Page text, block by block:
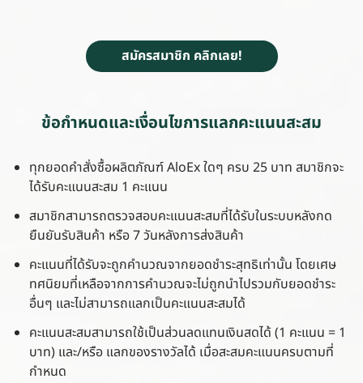
สมัครสมาชิก คลิกเลย!
ข้อกำหนดและเงื่อนไขการแลกคะแนนสะสม
ทุกยอดคำสั่งซื้อผลิตภัณฑ์ AloEx ใดๆ ครบ 25 บาท สมาชิกจะ
ได้รับคะแนนสะสม 1 คะแนน
สมาชิกสามารถตรวจสอบคะแนนสะสมที่ได้รับในระบบหลังกด
ยืนยันรับสินค้า หรือ 7 วันหลังการส่งสินค้า
คะแนนที่ได้รับจะถูกคำนวณจากยอดชำระสุทธิเท่านั้น โดยเศษ
ทศนิยมที่เหลือจากการคำนวณจะไม่ถูกนำไปรวมกับยอดชำระ
อื่นๆ และไม่สามารถแลกเป็นคะแนนสะสมได้
คะแนนสะสมสามารถใช้เป็นส่วนลดแทนเงินสดได้ (1 คะแนน = 1
บาท) และ/หรือ แลกของรางวัลได้ เมื่อสะสมคะแนนครบตามที่
กำหนด